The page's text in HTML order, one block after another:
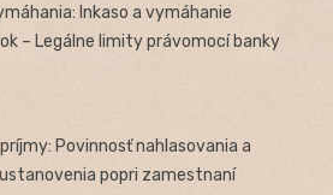
Inkaso a vymáhanie
– Legálne limity právomocí banky
Povinnosť nahlasovania a
popri zamestnaní